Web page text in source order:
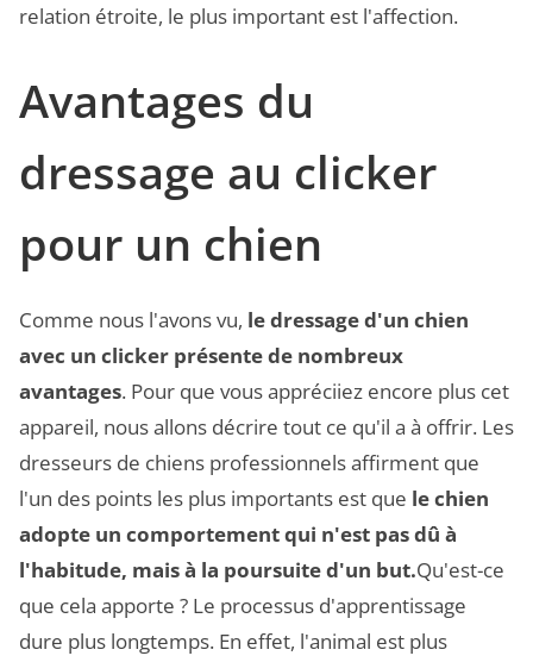
relation étroite, le plus important est l'affection.
Avantages du
dressage au clicker
pour un chien
Comme nous l'avons vu, le dressage d'un chien
avec un clicker présente de nombreux
avantages. Pour que vous appréciiez encore plus cet
appareil, nous allons décrire tout ce qu'il a à offrir. Les
dresseurs de chiens professionnels affirment que
l'un des points les plus importants est que le chien
adopte un comportement qui n'est pas dû à
l'habitude, mais à la poursuite d'un but.Qu'est-ce
que cela apporte ? Le processus d'apprentissage
dure plus longtemps. En effet, l'animal est plus